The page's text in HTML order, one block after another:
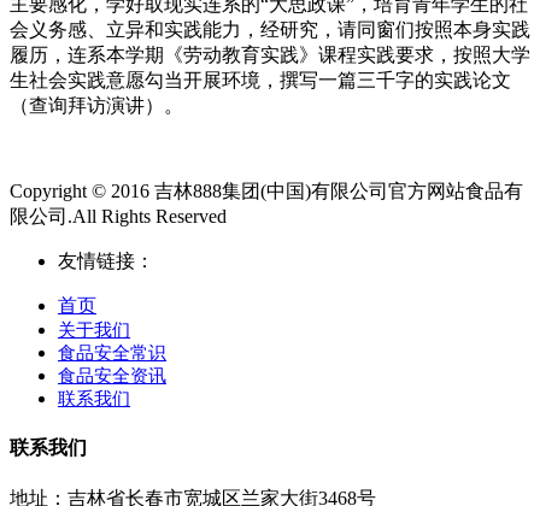
会义务感、立异和实践能力，经研究，请同窗们按照本身实践
履历，连系本学期《劳动教育实践》课程实践要求，按照大学
生社会实践意愿勾当开展环境，撰写一篇三千字的实践论文
（查询拜访演讲）。
Copyright © 2016 吉林888集团(中国)有限公司官方网站食品有
限公司.All Rights Reserved
友情链接：
首页
关于我们
食品安全常识
食品安全资讯
联系我们
联系我们
地址：吉林省长春市宽城区兰家大街3468号